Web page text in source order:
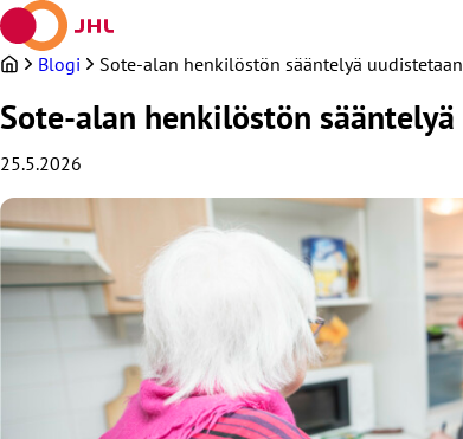
Siirry
sisältöön
Blogi Sote-alan henkilöstön sääntelyä
Sote-alan henkilöstön
25.5.2026